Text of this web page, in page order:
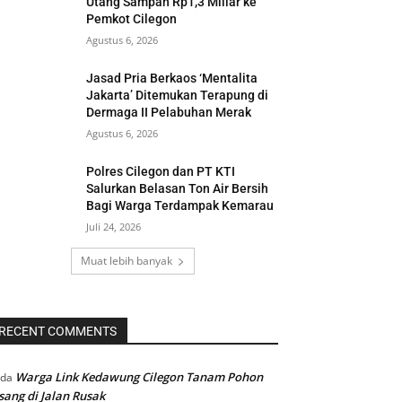
Pemkot Cilegon
Agustus 6, 2026
Jasad Pria Berkaos ‘Mentalita
Jakarta’ Ditemukan Terapung di
Dermaga II Pelabuhan Merak
Agustus 6, 2026
Polres Cilegon dan PT KTI
Salurkan Belasan Ton Air Bersih
Bagi Warga Terdampak Kemarau
Juli 24, 2026
Muat lebih banyak
COMMENTS
Warga Link Kedawung Cilegon Tanam Pohon
di Jalan Rusak